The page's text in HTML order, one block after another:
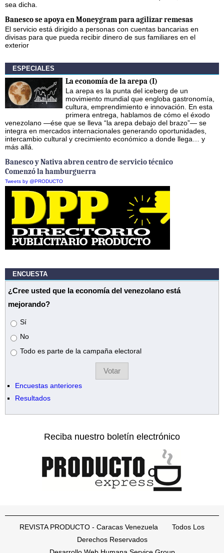
sea dicha.
Banesco se apoya en Moneygram para agilizar remesas
El servicio está dirigido a personas con cuentas bancarias en
divisas para que pueda recibir dinero de sus familiares en el
exterior
ESPECIALES
La economía de la arepa (I)
La arepa es la punta del iceberg de un
movimiento mundial que engloba gastronomía,
cultura, emprendimiento e innovación. En esta
primera entrega, hablamos de cómo el éxodo
venezolano —ése que se lleva “la arepa debajo del brazo”— se
integra en mercados internacionales generando oportunidades,
intercambio cultural y crecimiento económico a donde llega… y
más allá.
Banesco y Nativa abren centro de servicio técnico
Comenzó la hamburguerra
Tweets by @PRODUCTO
ENCUESTA
¿Cree usted que la economía del venezolano está
mejorando?
Opciones
Sí
No
Todo es parte de la campaña electoral
Encuestas anteriores
Resultados
Reciba nuestro boletín electrónico
REVISTA PRODUCTO - Caracas Venezuela Todos Los
Derechos Reservados